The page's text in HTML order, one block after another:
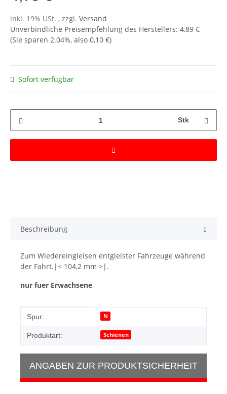
inkl. 19% USt. , zzgl.Versand
Unverbindliche Preisempfehlung des Herstellers:4,89 €
(Sie sparen2.04%, also0,10 €)
Sofort verfügbar
Stk
Beschreibung
Zum Wiedereingleisen entgleister Fahrzeuge während
der Fahrt.|< 104,2 mm >|.
nur fuer Erwachsene
Produkteigenschaft
Wert
Spur: N
Produktart: Schienen
ANGABEN ZUR PRODUKTSICHERHEIT